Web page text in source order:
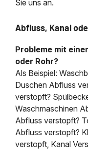
Sie uns an.
Abfluss, Kanal
Probleme mit
oder Rohr?
Als Beispiel:
Duschen Abfluss
verstopft?
Waschmaschinen
Abfluss verstopft?
Abfluss verstopft?
verstopft, Kanal